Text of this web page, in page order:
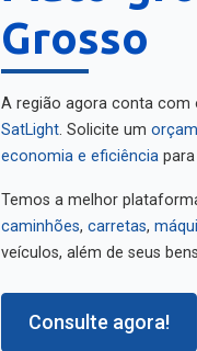
Grosso
A região agora conta com
SatLight
. Solicite um
economia e eficiência
Temos a melhor
caminhões
veículos, além de seus
Consulte agora!